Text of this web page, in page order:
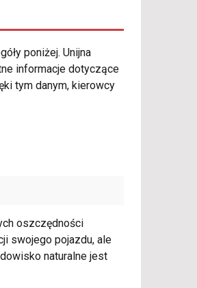
poniżej. Unijna
informacje dotyczące
tym danym, kierowcy
oszczędności
swojego pojazdu, ale
naturalne jest